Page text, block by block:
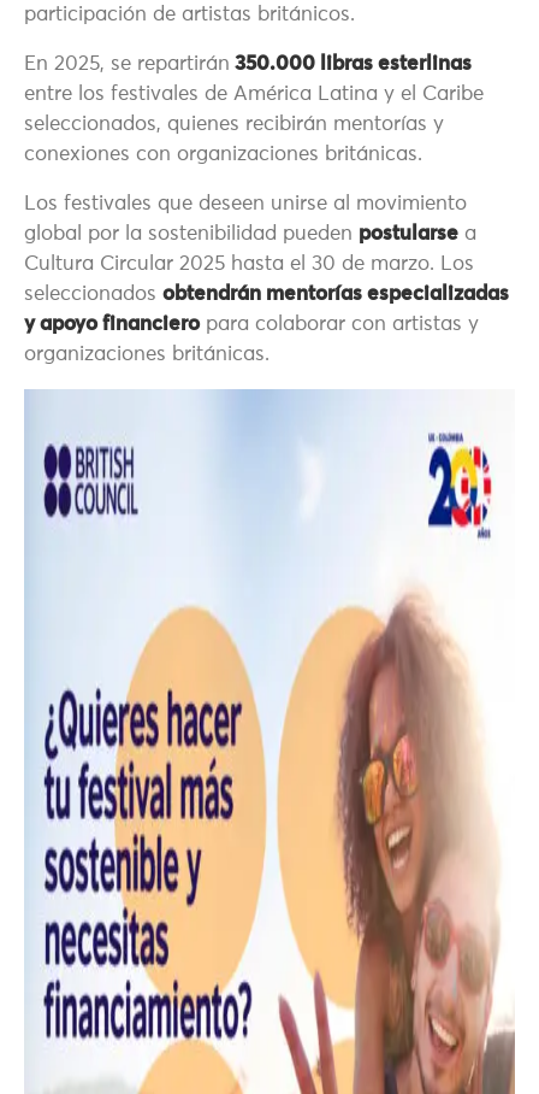
participación de artistas británicos.
En 2025, se repartirán 350.000 libras esterlinas
entre los festivales de América Latina y el Caribe
seleccionados, quienes recibirán mentorías y
conexiones con organizaciones británicas.
Los festivales que deseen unirse al movimiento
global por la sostenibilidad pueden postularse a
Cultura Circular 2025 hasta el 30 de marzo. Los
seleccionados obtendrán mentorías especializadas
y apoyo financieropara colaborar con artistas y
organizaciones británicas.